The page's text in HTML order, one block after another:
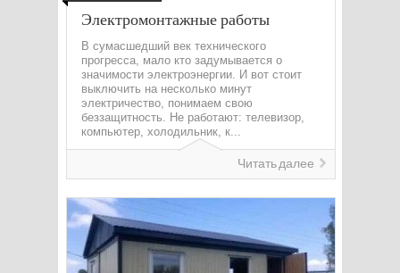
Электромонтажные работы
В сумасшедший век технического
прогресса, мало кто задумывается о
значимости электроэнергии. И вот стоит
выключить на несколько минут
электричество, понимаем свою
беззащитность. Не работают: телевизор,
компьютер, холодильник, к...
Читать далее